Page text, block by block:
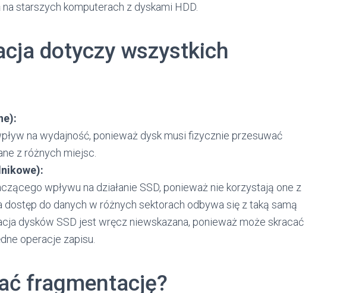
starszych komputerach z dyskami HDD.
dotyczy wszystkich
na wydajność, ponieważ dysk musi fizycznie przesuwać
z różnych miejsc.
wpływu na działanie SSD, ponieważ nie korzystają one z
dostęp do danych w różnych sektorach odbywa się z taką samą
dysków SSD jest wręcz niewskazana, ponieważ może skracać
operacje zapisu.
fragmentację?